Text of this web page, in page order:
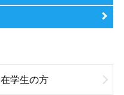
在学生の方